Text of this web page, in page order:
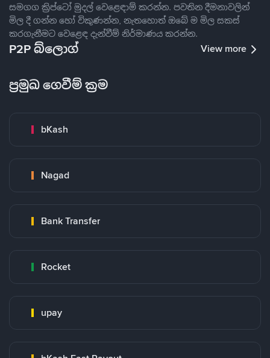
සමගග ක්‍රිප්ටෝ මුදල් වෙළෙඳාම් කරන්න. පවතින දීමනාවලින්
මිල දී ගන්න හෝ විකුණන්න, නැතහොත් ඔබේ ම මිල සකස්
කරගැනීමට වෙළෙඳ දැන්වීම් නිර්මාණය කරන්න.
P2P බ්ලොග් View more
ප්‍රමුඛ ගෙවීම් ක්‍රම
bKash
Nagad
Bank Transfer
Rocket
upay